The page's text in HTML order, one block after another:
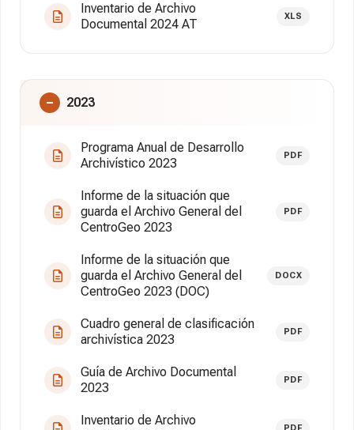
Inventario de Archivo
Documental 2024 AT
XLS
2023
Programa Anual de Desarrollo
Archivístico 2023
PDF
Informe de la situación que
guarda el Archivo General del
CentroGeo 2023
PDF
Informe de la situación que
guarda el Archivo General del
CentroGeo 2023 (DOC)
DOCX
Cuadro general de clasificación
archivística 2023
PDF
Guía de Archivo Documental
2023
PDF
Inventario de Archivo